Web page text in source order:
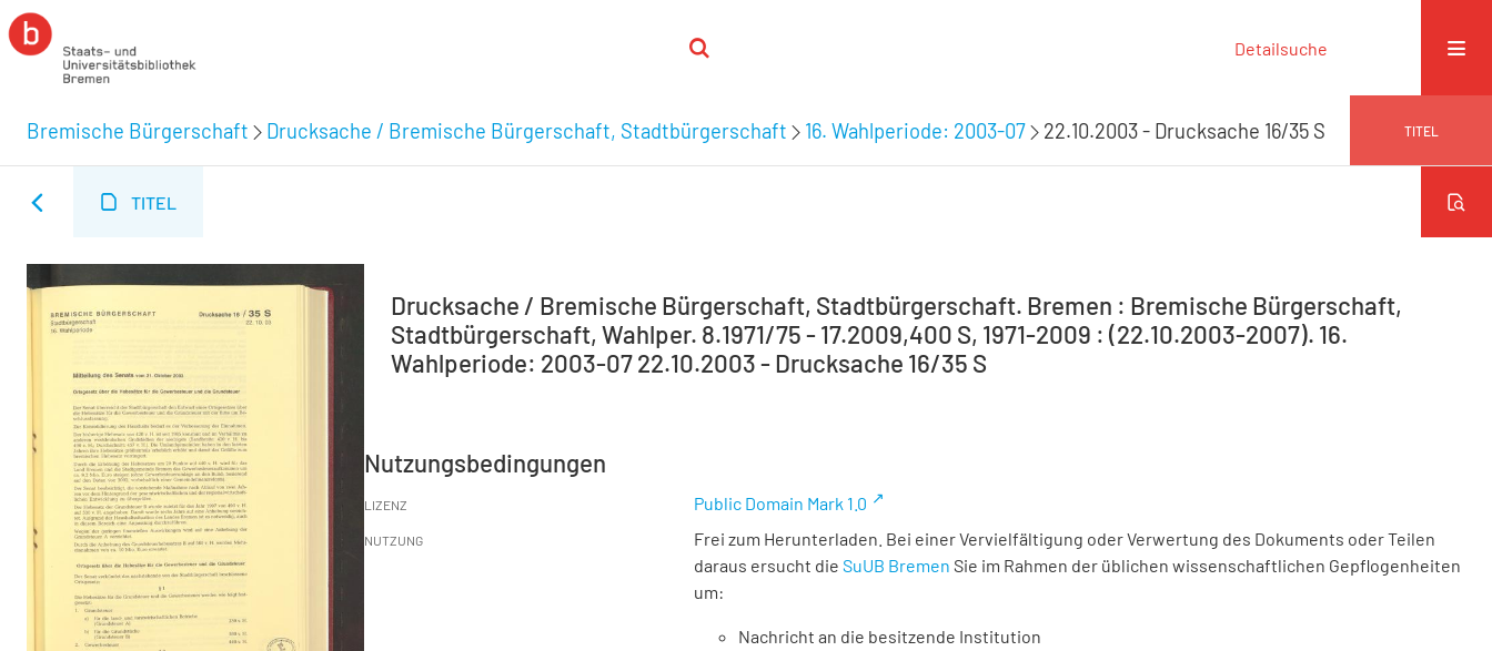
Detailsuche
Bremische Bürgerschaft Drucksache / Bremische Bürgerschaft, Stadtbürgerschaft 16. Wahlperiode: 2003-07 22.10.2003 - Drucksache 16/35 S TITEL
TITEL
Drucksache / Bremische Bürgerschaft, Stadtbürgerschaft. Bremen : Bremische Bürgerschaft,
Stadtbürgerschaft, Wahlper. 8.1971/75 - 17.2009,400 S, 1971-2009 : (22.10.2003-2007). 16.
Wahlperiode: 2003-07 22.10.2003 - Drucksache 16/35 S
Nutzungsbedingungen
LIZENZ Public Domain Mark 1.0
NUTZUNG
Frei zum Herunterladen. Bei einer Vervielfältigung oder Verwertung des Dokuments oder Teilen
daraus ersucht die SuUB Bremen Sie im Rahmen der üblichen wissenschaftlichen Gepflogenheiten
um:
Nachricht an die besitzende Institution